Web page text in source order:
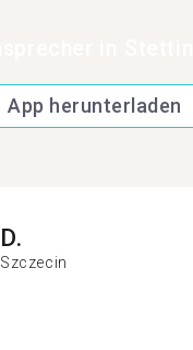
App herunterladen
D.
Szczecin